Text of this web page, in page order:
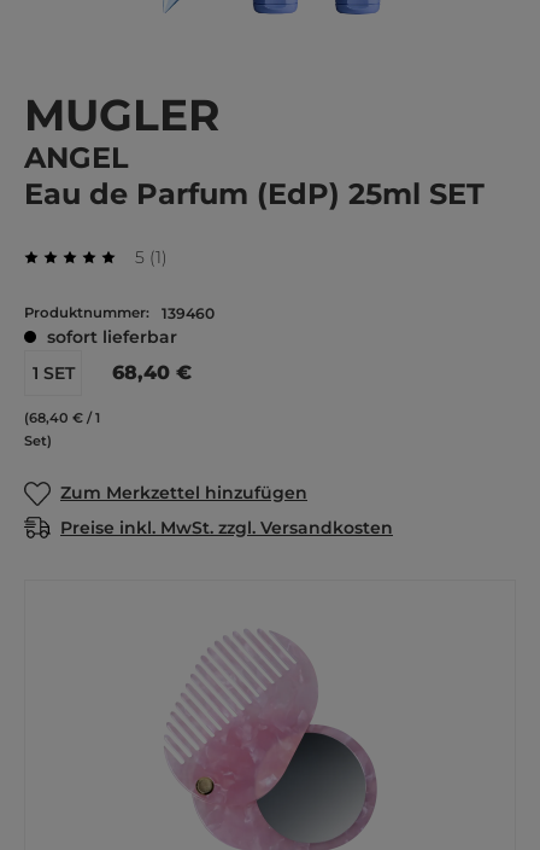
MUGLER
ANGEL
Eau de Parfum (EdP) 25ml SET
5
Durchschnittliche Bewertung von 5 von 5
(1)
Bewertung
Produktnummer: 139460
sofort lieferbar
1 SET
(68,40 € / 1
Set)
68,40 €
Zum Merkzettel hinzufügen
Preise inkl. MwSt. zzgl. Versandkosten